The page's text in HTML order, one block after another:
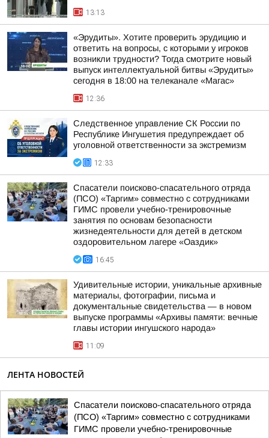
13:13
«Эрудиты». Хотите проверить эрудицию и
ответить на вопросы, с которыми у игроков
возникли трудности? Тогда смотрите новый
выпуск интеллектуальной битвы «Эрудиты»
сегодня в 18:00 на телеканале «Магас»
12:36
Следственное управление СК России по
Республике Ингушетия предупреждает об
уголовной ответственности за экстремизм
12:33
Спасатели поисково-спасательного отряда
(ПСО) «Таргим» совместно с сотрудниками
ГИМС провели учебно-тренировочные
занятия по основам безопасности
жизнедеятельности для детей в детском
оздоровительном лагере «Оаздик»
16:45
Удивительные истории, уникальные архивные
материалы, фотографии, письма и
документальные свидетельства — в новом
выпуске программы «Архивы памяти: вечные
главы истории ингушского народа»
11:09
ЛЕНТА НОВОСТЕЙ
Спасатели поисково-спасательного отряда
(ПСО) «Таргим» совместно с сотрудниками
ГИМС провели учебно-тренировочные